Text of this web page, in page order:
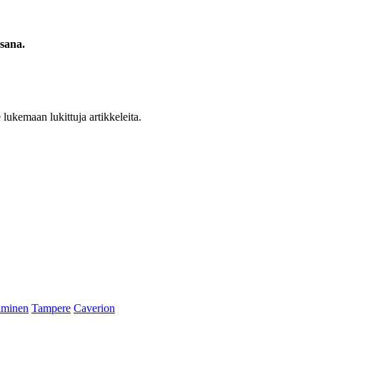
lukittuja artikkeleita.
Tampere Caverion